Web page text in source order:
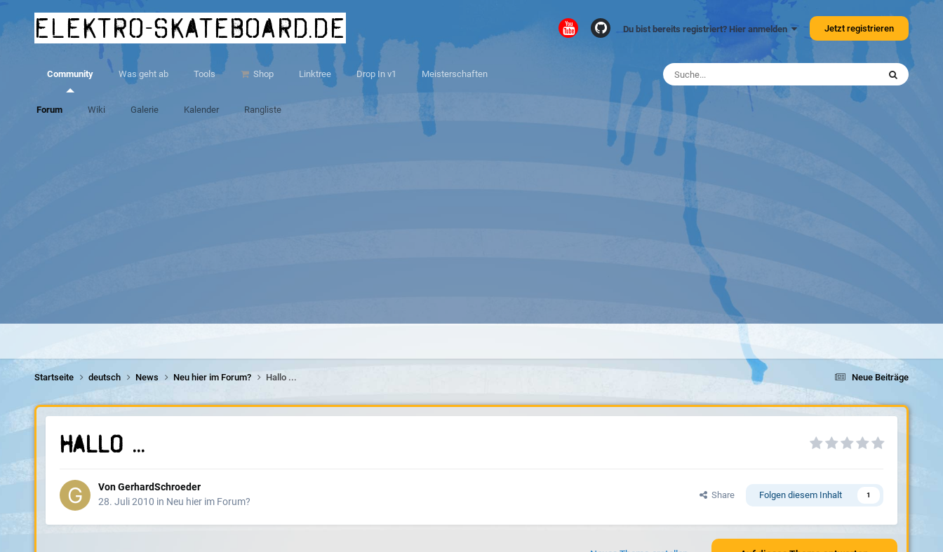
elektro-skateboard.de Du bist bereits registriert? Hier anmelden Jetzt registrieren
Community
Forum Wiki Galerie Kalender Rangliste
Was geht ab Tools Shop Linktree Drop In v1 Meisterschaften
Neue Beiträge
Startseite deutsch News Neu hier im Forum? Hallo ...
Hallo ...
VonGerhardSchroeder
28. Juli 2010 in Neu hier im Forum?
Share Folgen diesem Inhalt 1